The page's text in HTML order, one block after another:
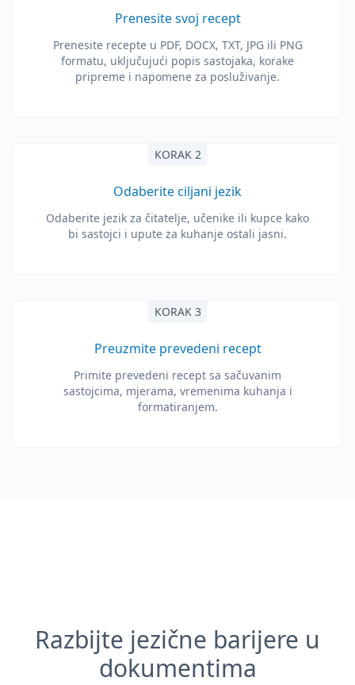
Prenesite svoj recept
Prenesite recepte u PDF, DOCX, TXT, JPG ili PNG
formatu, uključujući popis sastojaka, korake
pripreme i napomene za posluživanje.
KORAK 2
Odaberite ciljani jezik
Odaberite jezik za čitatelje, učenike ili kupce kako
bi sastojci i upute za kuhanje ostali jasni.
KORAK 3
Preuzmite prevedeni recept
Primite prevedeni recept sa sačuvanim
sastojcima, mjerama, vremenima kuhanja i
formatiranjem.
Razbijte jezične barijere u
dokumentima